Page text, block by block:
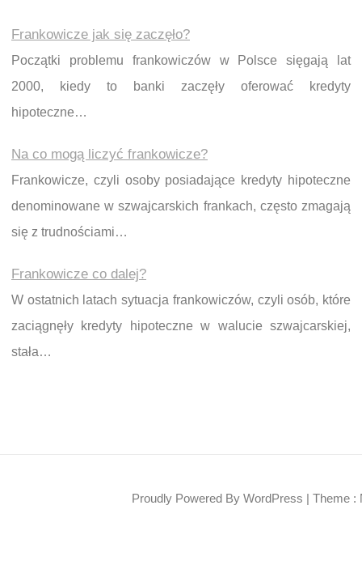
Frankowicze jak się zaczęło?
Początki problemu frankowiczów w Polsce sięgają lat
2000, kiedy to banki zaczęły oferować kredyty
hipoteczne…
Na co mogą liczyć frankowicze?
Frankowicze, czyli osoby posiadające kredyty hipoteczne
denominowane w szwajcarskich frankach, często zmagają
się z trudnościami…
Frankowicze co dalej?
W ostatnich latach sytuacja frankowiczów, czyli osób, które
zaciągnęły kredyty hipoteczne w walucie szwajcarskiej,
stała…
Proudly Powered By WordPress | Theme :